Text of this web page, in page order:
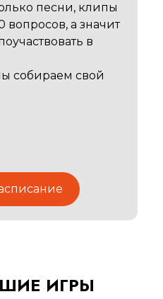
песни, клипы
вопросов, а значит
в
собираем свой
ИГРЫ